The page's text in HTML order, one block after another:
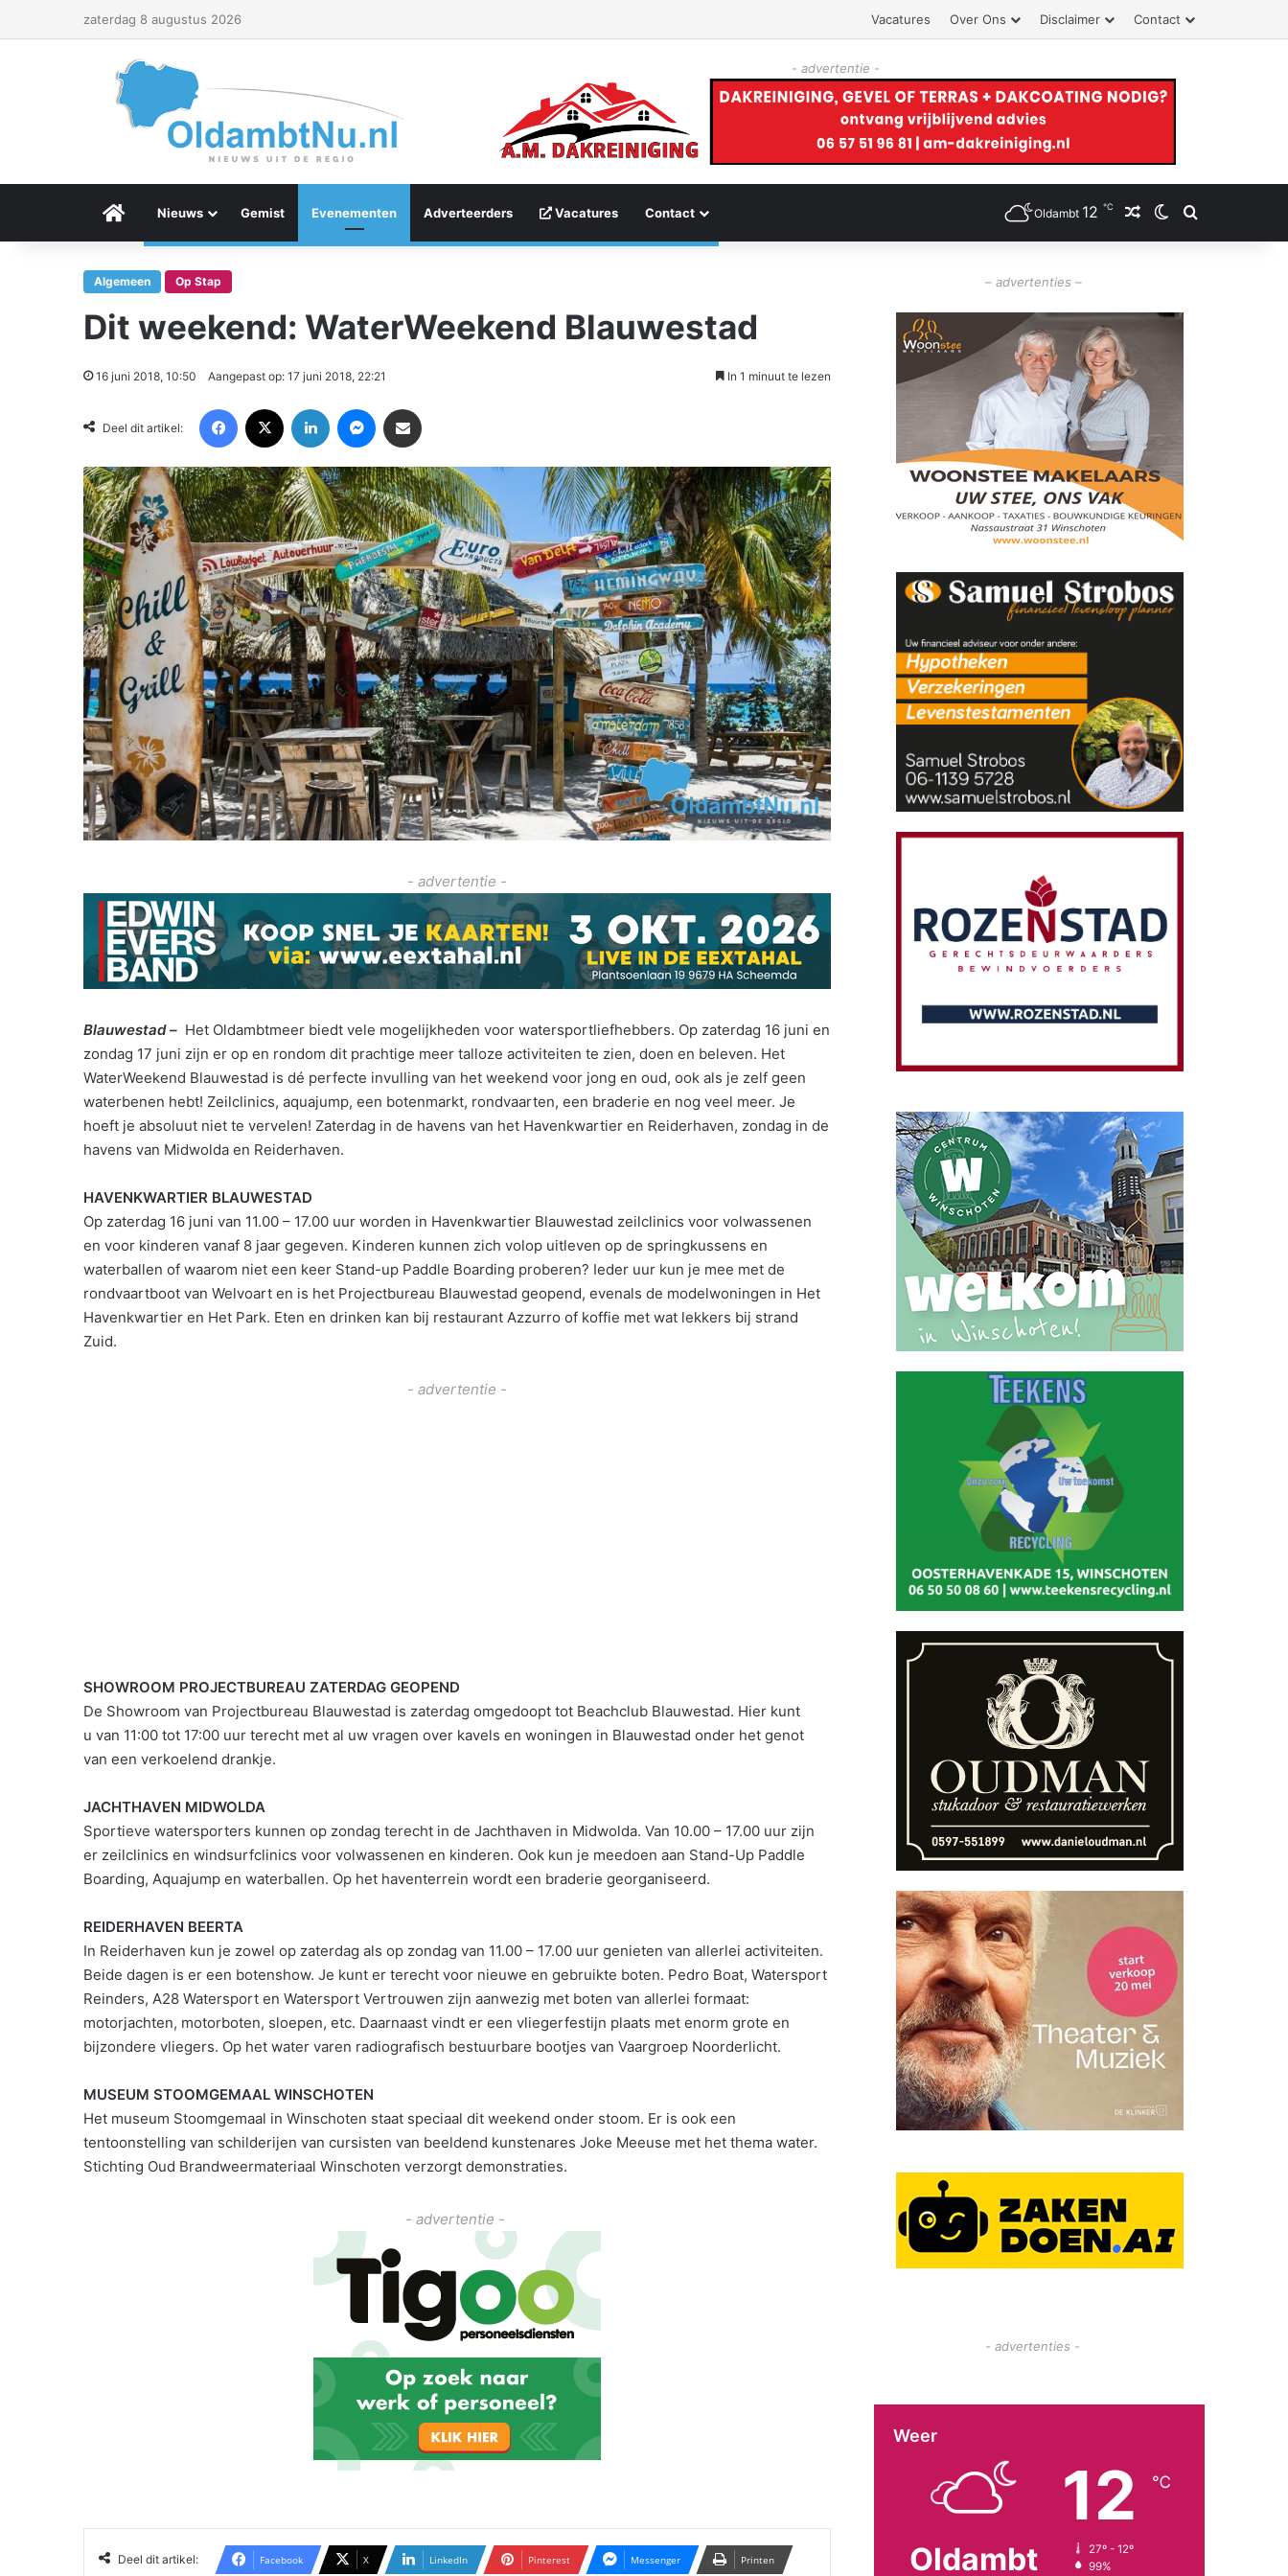
zaterdag 8 augustus 2026 Vacatures Over Ons Disclaimer Contact
- advertentie -
Menu Item
Nieuws Gemist Evenementen Adverteerders Vacatures Contact Oldambt 12 ℃ Willekeurig artikel
Switch skin
Zoeken
Algemeen Op Stap
Dit weekend: WaterWeekend Blauwestad
16 juni 2018, 10:50 Aangepast op: 17 juni 2018, 22:21 In 1 minuut te lezen
Deel dit artikel:
- advertentie -
Blauwestad – Het Oldambtmeer biedt vele mogelijkheden voor watersportliefhebbers. Op zaterdag 16 juni en
zondag 17 juni zijn er op en rondom dit prachtige meer talloze activiteiten te zien, doen en beleven. Het
WaterWeekend Blauwestad is dé perfecte invulling van het weekend voor jong en oud, ook als je zelf geen
waterbenen hebt! Zeilclinics, aquajump, een botenmarkt, rondvaarten, een braderie en nog veel meer. Je
hoeft je absoluut niet te vervelen! Zaterdag in de havens van het Havenkwartier en Reiderhaven, zondag in de
havens van Midwolda en Reiderhaven.
HAVENKWARTIER BLAUWESTAD
Op zaterdag 16 juni van 11.00 – 17.00 uur worden in Havenkwartier Blauwestad zeilclinics voor volwassenen
en voor kinderen vanaf 8 jaar gegeven. Kinderen kunnen zich volop uitleven op de springkussens en
waterballen of waarom niet een keer Stand-up Paddle Boarding proberen? Ieder uur kun je mee met de
rondvaartboot van Welvoart en is het Projectbureau Blauwestad geopend, evenals de modelwoningen in Het
Havenkwartier en Het Park. Eten en drinken kan bij restaurant Azzurro of koffie met wat lekkers bij strand
Zuid.
- advertentie -
SHOWROOM PROJECTBUREAU ZATERDAG GEOPEND
De Showroom van Projectbureau Blauwestad is zaterdag omgedoopt tot Beachclub Blauwestad. Hier kunt
u van 11:00 tot 17:00 uur terecht met al uw vragen over kavels en woningen in Blauwestad onder het genot
van een verkoelend drankje.
JACHTHAVEN MIDWOLDA
Sportieve watersporters kunnen op zondag terecht in de Jachthaven in Midwolda. Van 10.00 – 17.00 uur zijn
er zeilclinics en windsurfclinics voor volwassenen en kinderen. Ook kun je meedoen aan Stand-Up Paddle
Boarding, Aquajump en waterballen. Op het haventerrein wordt een braderie georganiseerd.
REIDERHAVEN BEERTA
In Reiderhaven kun je zowel op zaterdag als op zondag van 11.00 – 17.00 uur genieten van allerlei activiteiten.
Beide dagen is er een botenshow. Je kunt er terecht voor nieuwe en gebruikte boten. Pedro Boat, Watersport
Reinders, A28 Watersport en Watersport Vertrouwen zijn aanwezig met boten van allerlei formaat:
motorjachten, motorboten, sloepen, etc. Daarnaast vindt er een vliegerfestijn plaats met enorm grote en
bijzondere vliegers. Op het water varen radiografisch bestuurbare bootjes van Vaargroep Noorderlicht.
MUSEUM STOOMGEMAAL WINSCHOTEN
Het museum Stoomgemaal in Winschoten staat speciaal dit weekend onder stoom. Er is ook een
tentoonstelling van schilderijen van cursisten van beeldend kunstenares Joke Meeuse met het thema water.
Stichting Oud Brandweermateriaal Winschoten verzorgt demonstraties.
- advertentie -
Deel dit artikel: Facebook X LinkedIn Pinterest Messenger Printen
– advertenties –
- advertenties -
Weer
Oldambt
12 ℃
27º - 12º
99%